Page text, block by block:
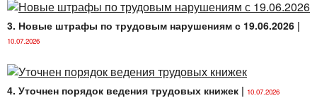
3. Новые штрафы по трудовым нарушениям с 19.06.2026 |
10.07.2026
4. Уточнен порядок ведения трудовых книжек | 10.07.2026